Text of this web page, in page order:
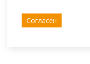
Согласен